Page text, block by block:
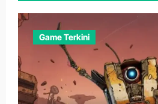
Game Terkini